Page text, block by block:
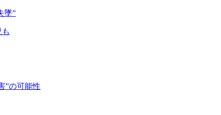
墜”
”の可能性